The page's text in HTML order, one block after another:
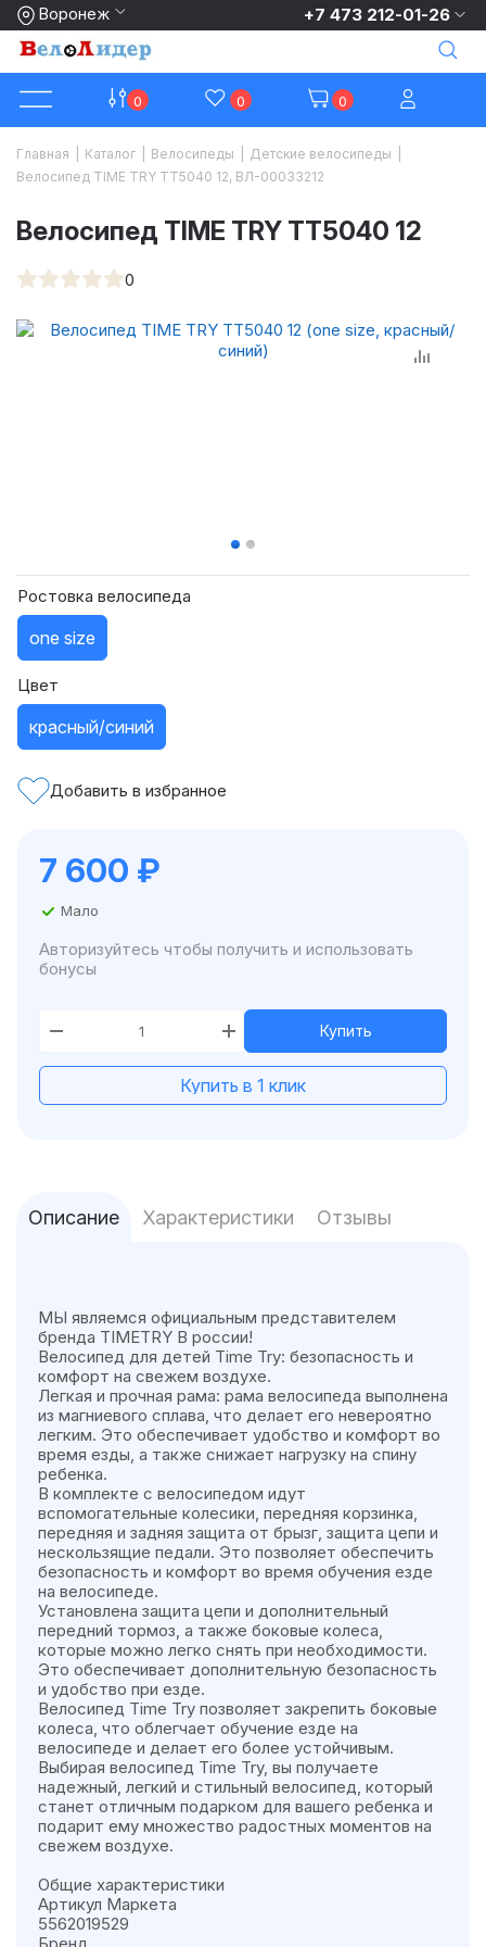
Воронеж +7 473 212-01-26
0 0 0
Главная Каталог Велосипеды Детские велосипеды
Велосипед TIME TRY TT5040 12, ВЛ-00033212
Велосипед TIME TRY TT5040 12
0
Ростовка велосипеда
one size
Цвет
красный/синий
Добавить в избранное
7 600 ₽
Мало
Авторизуйтесь чтобы получить и использовать
бонусы
Купить
Купить в 1 клик
Описание Характеристики Отзывы
МЫ являемся официальным представителем
бренда TIMETRY В россии!
Велосипед для детей Time Try: безопасность и
комфорт на свежем воздухе.
Легкая и прочная рама: рама велосипеда выполнена
из магниевого сплава, что делает его невероятно
легким. Это обеспечивает удобство и комфорт во
время езды, а также снижает нагрузку на спину
ребенка.
В комплекте с велосипедом идут
вспомогательные колесики, передняя корзинка,
передняя и задняя защита от брызг, защита цепи и
нескользящие педали. Это позволяет обеспечить
безопасность и комфорт во время обучения езде
на велосипеде.
Установлена защита цепи и дополнительный
передний тормоз, а также боковые колеса,
которые можно легко снять при необходимости.
Это обеспечивает дополнительную безопасность
и удобство при езде.
Велосипед Time Try позволяет закрепить боковые
колеса, что облегчает обучение езде на
велосипеде и делает его более устойчивым.
Выбирая велосипед Time Try, вы получаете
надежный, легкий и стильный велосипед, который
станет отличным подарком для вашего ребенка и
подарит ему множество радостных моментов на
свежем воздухе.
Общие характеристики
Артикул Маркета
5562019529